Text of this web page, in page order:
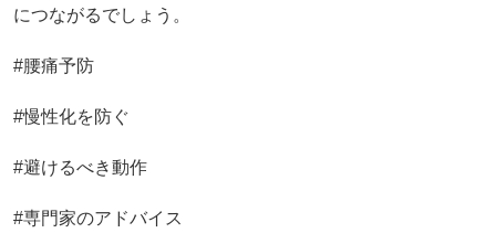
につながるでしょう。
#腰痛予防
#慢性化を防ぐ
#避けるべき動作
#専門家のアドバイス